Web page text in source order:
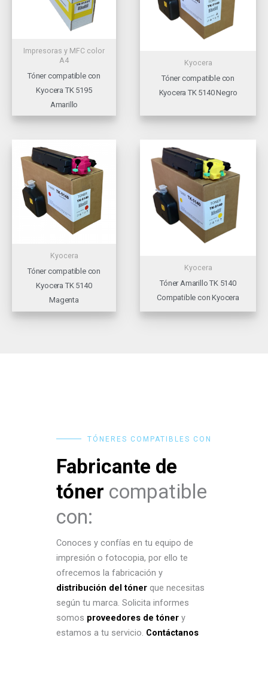
Impresoras y MFC color
A4
Tóner compatible con
Kyocera TK 5195
Amarillo
Kyocera
Tóner compatible con
Kyocera TK 5140 Negro
Kyocera
Tóner compatible con
Kyocera TK 5140
Magenta
Kyocera
Tóner Amarillo TK 5140
Compatible con Kyocera
TÓNERES COMPATIBLES CON
Fabricante de
tóner compatible
con:
Conoces y confías en tu equipo de
impresión o fotocopia, por ello te
ofrecemos la fabricación y
distribución del tóner que necesitas
según tu marca. Solicita informes
somos proveedores de tóner y
estamos a tu servicio. Contáctanos